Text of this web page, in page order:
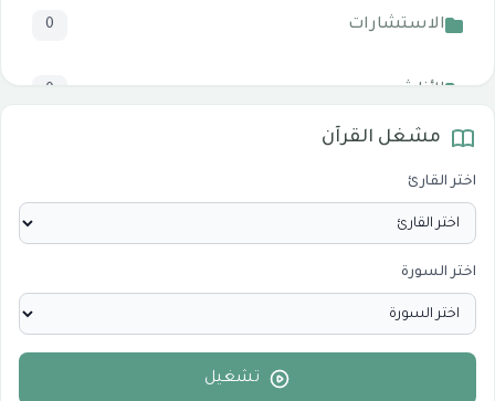
الاستشارات 0
الأناشيد 0
الدروس والخطب
الأقسام التقنية للكمبيوتر والنترنت 0
مشغل القرآن
اختر القارئ
اختر السورة
تشغيل